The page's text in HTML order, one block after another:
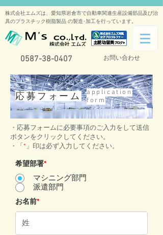
株式会社エムズは、愛知県岩倉市で自動車関連生産設備部品及び治
具のプラスチック樹脂製品 の製造･加工を行っています。
0587-38-0407 お問い合わせ
応募フォーム
application
form
・応募フォームに必要事項のご入力をして送信
ボタンをクリックしてください。
・「 *」印は必ず入力してください。
希望部署*
マシニング部門
派遣部門
お名前*